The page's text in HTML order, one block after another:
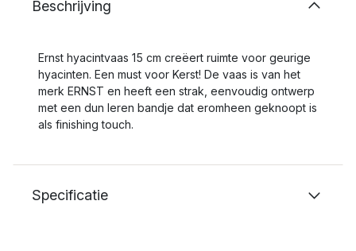
Beschrijving
Ernst hyacintvaas 15 cm creëert ruimte voor geurige
hyacinten. Een must voor Kerst! De vaas is van het
merk ERNST en heeft een strak, eenvoudig ontwerp
met een dun leren bandje dat eromheen geknoopt is
als finishing touch.
Specificatie